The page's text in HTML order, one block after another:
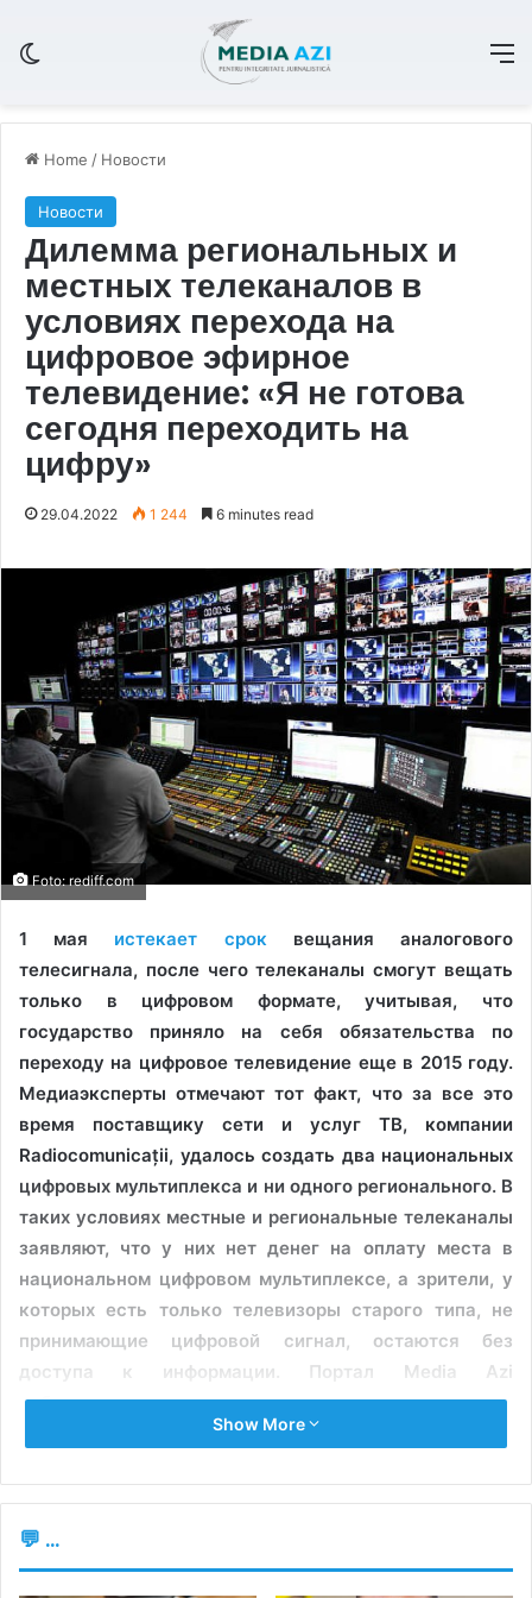
Home / Новости
Новости
Дилемма региональных и
местных телеканалов в
условиях перехода на
цифровое эфирное
телевидение: «Я не готова
сегодня переходить на
цифру»
29.04.2022 1 244 6 minutes read
Foto: rediff.com
1 мая истекает срок вещания аналогового
телесигнала, после чего телеканалы смогут вещать
только в цифровом формате, учитывая, что
государство приняло на себя обязательства по
переходу на цифровое телевидение еще в 2015 году.
Медиаэксперты отмечают тот факт, что за все это
время поставщику сети и услуг ТВ, компании
Radiocomunicații, удалось создать два национальных
цифровых мультиплекса и ни одного регионального. В
таких условиях местные и региональные телеканалы
заявляют, что у них нет денег на оплату места в
национальном цифровом мультиплексе, а зрители, у
которых есть только телевизоры старого типа, не
принимающие цифровой сигнал, остаются без
доступа к информации. Портал Media Azi
побеседовал о возможных решениях с менеджерами
нескольких телеканалов за пределами Кишинева.
утверждает, что телеканал транслирует аналоговый
Show More
💬 ...